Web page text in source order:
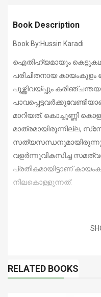
Book Description
Book By:Hussin Karadi
ഐതിഹ്യമായും
പരിചിതനായ
പൂഴ്ത്തിവയ്പ്പും
മാറിയത്. കൊച്ചുണ്ണി
മാത്രമായിരുന്നില്ല,
സത്യസന്ധനുമായിരുന്നു.
വളര്‍ന്നുവികസിച്ച
പ്രതീകമായിട്ടാണ്
നിലകൊള്ളുന്നത്.
RELATED BOOKS